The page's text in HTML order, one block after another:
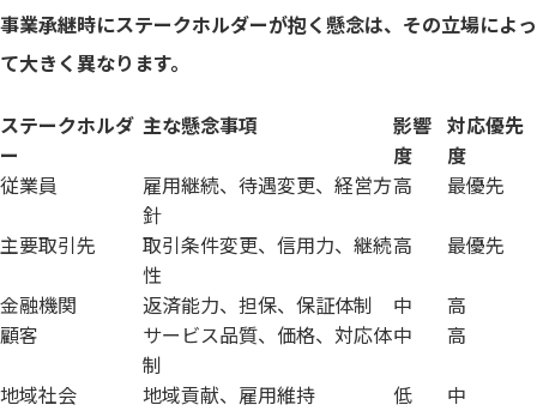
事業承継時にステークホルダーが抱く懸念は、その立場によっ
て大きく異なります。
ステークホルダ
ー
主な懸念事項
影響
度
対応優先
度
従業員
雇用継続、待遇変更、経営方
針
高 最優先
主要取引先
取引条件変更、信用力、継続
性
高 最優先
金融機関 返済能力、担保、保証体制 中
高
顧客
サービス品質、価格、対応体
制
中 高
地域社会 地域貢献、雇用維持 低 中